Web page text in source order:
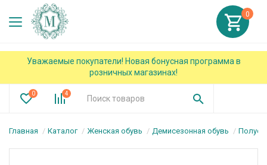
Уважаемые покупатели! Новая бонусная программа в
розничных магазинах!
0 4
0
Главная Каталог Женская обувь Демисезонная обувь